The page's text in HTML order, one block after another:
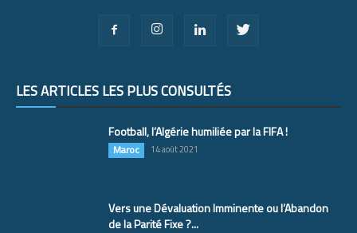
LES ARTICLES LES PLUS CONSULTÉS
Football, l’Algérie humiliée par la FIFA !
Maroc 14 août 2021
Vers une Dévaluation Imminente ou l’Abandon
de la Parité Fixe ?...